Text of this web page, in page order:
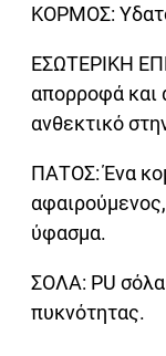
ΚΟΡΜΟΣ:
ΕΣΩΤΕΡΙΚΗ
απορροφά και
ανθεκτικό
ΠΑΤΟΣ: Ένα
ύφασμα.
ΣΟΛΑ: PU
πυκνότητας.